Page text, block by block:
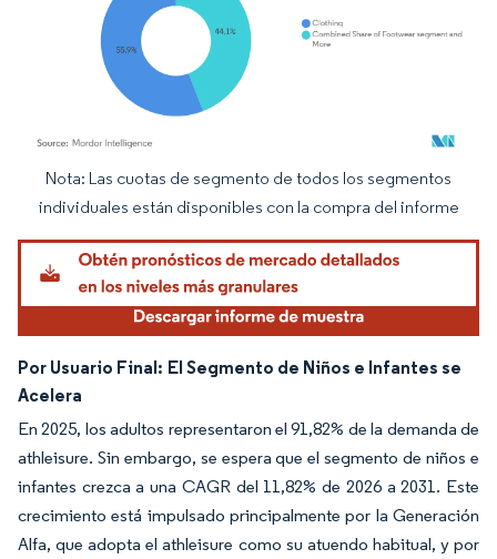
Imagen © Mordor Intelligence. El uso requiere atribución según CC BY 4.0.
Nota: Las cuotas de segmento de todos los segmentos
individuales están disponibles con la compra del informe
Por Usuario Final: El Segmento de Niños e Infantes se
Acelera
En 2025, los adultos representaron el 91,82% de la demanda de
athleisure. Sin embargo, se espera que el segmento de niños e
infantes crezca a una CAGR del 11,82% de 2026 a 2031. Este
crecimiento está impulsado principalmente por la Generación
Alfa, que adopta el athleisure como su atuendo habitual, y por